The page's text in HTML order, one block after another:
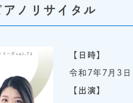
ノリサイタル
【日時】
令和7年7月3日
【出演】